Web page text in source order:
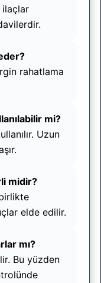
ilaçlar
rahatlama
mi?
Uzun
midir?
elde edilir.
mı?
Bu yüzden